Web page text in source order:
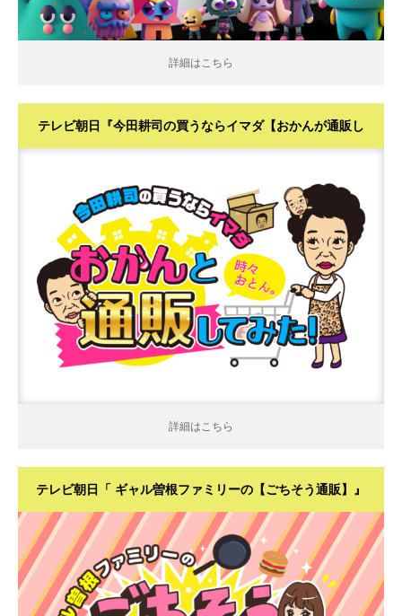
詳細はこちら
テレビ朝日『今田耕司の買うならイマダ【おかんが通販し
詳細はこちら
詳細はこちら
テレビ朝日「 ギャル曽根ファミリーの【ごちそう通販】』